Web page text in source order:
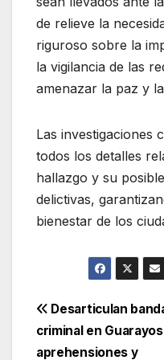
de relieve la
riguroso sobre la
la vigilancia de las
amenazar la paz y
Las investigaciones
todos los detalles
hallazgo y su
delictivas,
bienestar de los
de
Desarticulan
criminal en
aprehensiones y